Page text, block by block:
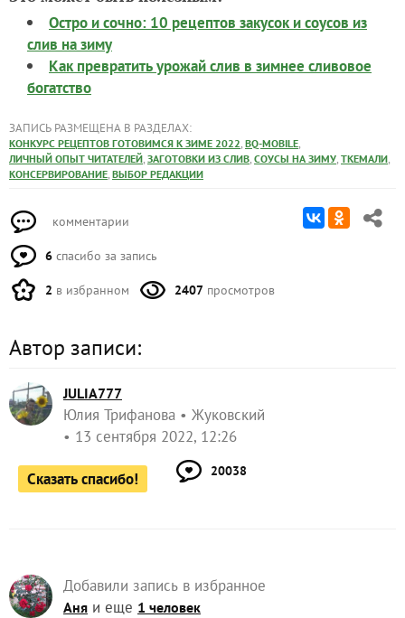
Остро и сочно: 10 рецептов закусок и соусов из
слив на зиму
Как превратить урожай слив в зимнее сливовое
богатство
ЗАПИСЬ РАЗМЕЩЕНА В РАЗДЕЛАХ:
КОНКУРС РЕЦЕПТОВ ГОТОВИМСЯ К ЗИМЕ 2022, BQ-MOBILE,
ЛИЧНЫЙ ОПЫТ ЧИТАТЕЛЕЙ, ЗАГОТОВКИ ИЗ СЛИВ, СОУСЫ НА ЗИМУ, ТКЕМАЛИ,
КОНСЕРВИРОВАНИЕ, ВЫБОР РЕДАКЦИИ
комментарии
6 спасибо за запись
2 в избранном 2407 просмотров
Автор записи:
JULIA777
Юлия Трифанова
Жуковский
13 сентября 2022, 12:26
Сказать спасибо! 20038
Добавили запись в избранное
Аня и еще 1 человек